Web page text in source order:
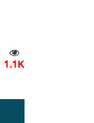
1.1K